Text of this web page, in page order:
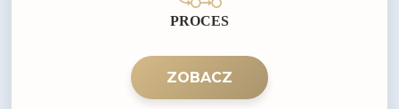
PROCES
ZOBACZ